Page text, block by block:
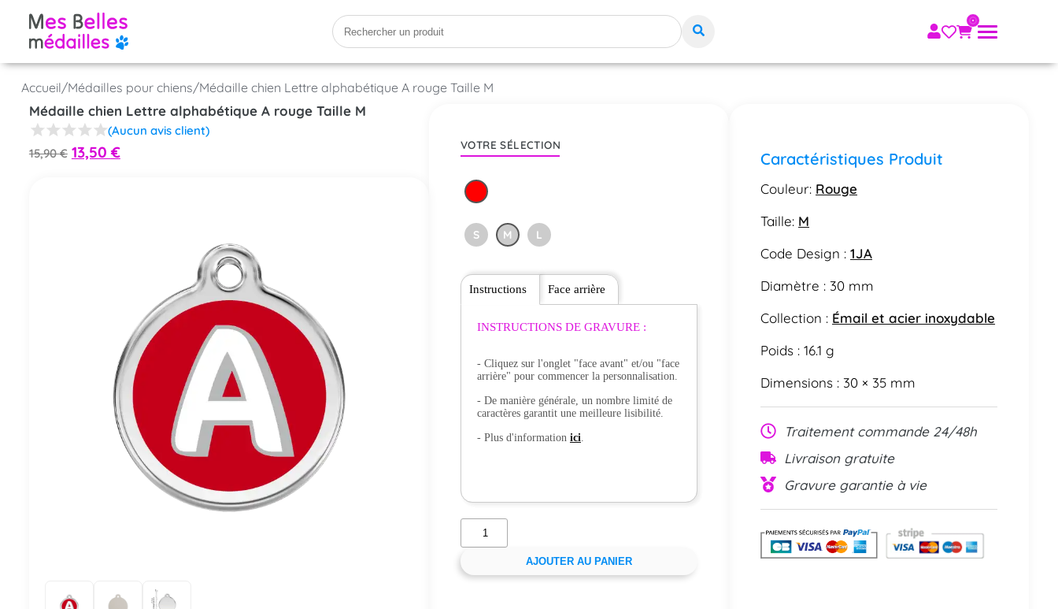
Accueil/Médailles pour chiens/Médaille chien Lettre alphabétique A rouge Taille M
Médaille chien Lettre alphabétique A rouge Taille M
(Aucun avis client)
15,90€ 13,50 € VOTRE SÉLECTION
S M L
Instructions
INSTRUCTIONS DE GRAVURE :
- Cliquez sur l'onglet "face avant" et/ou "face
arrière" pour commencer la personnalisation.
- De manière générale, un nombre limité de
caractères garantit une meilleure lisibilité.
- Plus d'information ici.
Face arrière
AJOUTER AU PANIER
Caractéristiques Produit
Couleur: Rouge
Taille: M
Code Design :1JA
Diamètre : 30 mm
Collection : Émail et acier inoxydable
Poids : 16.1 g
Dimensions : 30 × 35 mm
Traitement commande 24/48h
Livraison gratuite
Gravure garantie à vie